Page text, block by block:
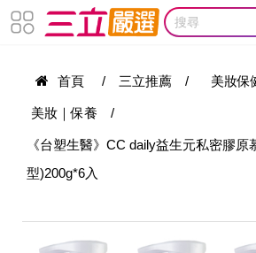
首頁 / 三立推薦 / 美妝保
美妝｜保養 /
《台塑生醫》CC daily益生元私密膠原
型)200g*6入